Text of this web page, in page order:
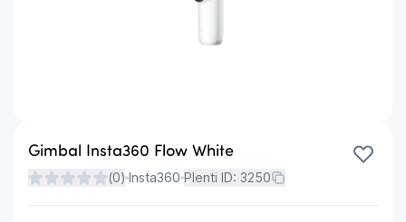
Gimbal Insta360 Flow White
(0) Insta360 Plenti ID: 3250